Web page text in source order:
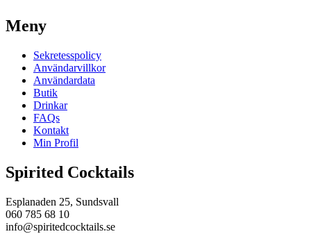
Meny
Sekretesspolicy
Användarvillkor
Användardata
Butik
Drinkar
FAQs
Kontakt
Min Profil
Spirited Cocktails
Esplanaden 25, Sundsvall
060 785 68 10
info@spiritedcocktails.se